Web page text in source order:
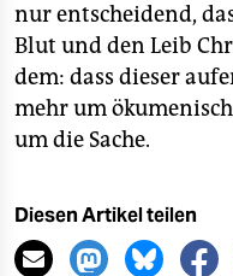
nur entscheidend,
Blut und den Leib
dem: dass dieser
mehr um
um die Sache.
Diesen Artikel teilen